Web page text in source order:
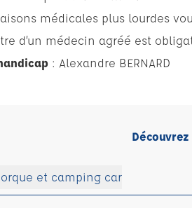
médicales plus lourdes
d’un médecin agréé est
: Alexandre BERNARD
et camping car